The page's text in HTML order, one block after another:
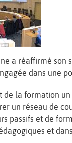
a réaffirmé son
dans une
de la formation
un réseau de
passifs et de
et